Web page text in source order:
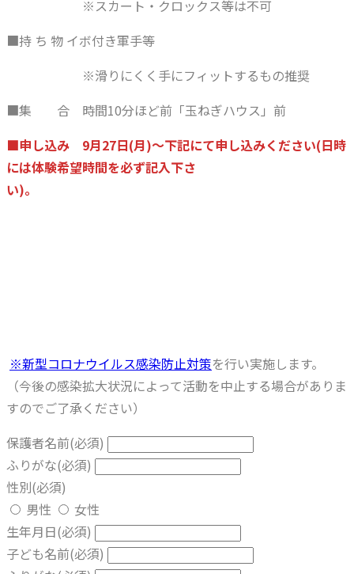
※スカート・クロックス等は不可
■持 ち 物 イボ付き軍手等
※滑りにくく手にフィットするもの推奨
■集 合 時間10分ほど前「玉ねぎハウス」前
■申し込み 9月27日(月)～下記にて申し込みください(日時
には体験希望時間を必ず記入下さ
い)。
※新型コロナウイルス感染防止対策を行い実施します。
（今後の感染拡大状況によって活動を中止する場合がありま
すのでご了承ください）
保護者名前(必須)
ふりがな(必須)
性別(必須)
男性
女性
生年月日(必須)
子ども名前(必須)